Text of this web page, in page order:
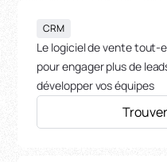
CRM
Le logiciel de vente tout-
pour engager plus de
développer vos équipes